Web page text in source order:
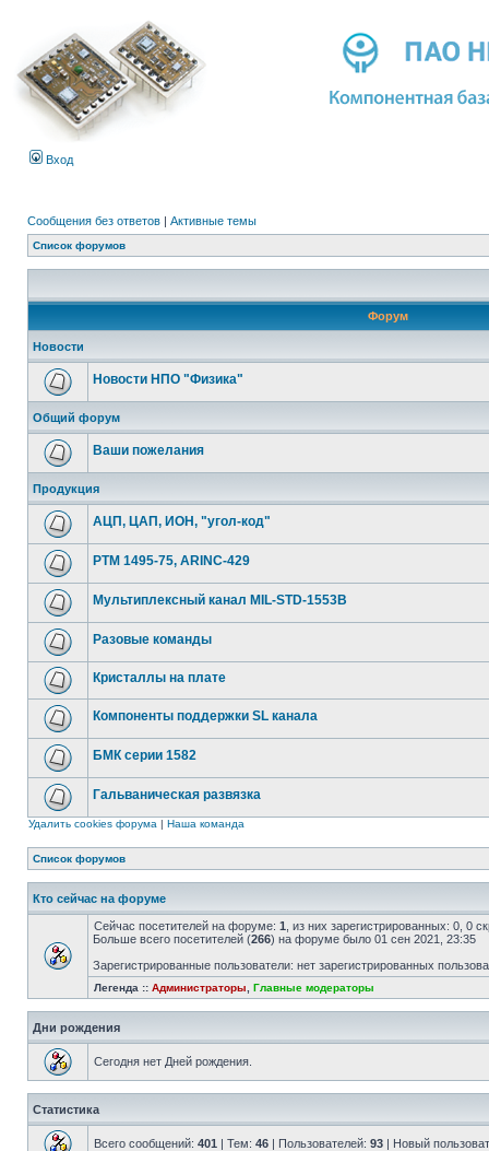
Вход
Сообщения без ответов | Активные темы
Список форумов
Форум
Новости
Новости НПО "Физика"
Общий форум
Ваши пожелания
Продукция
АЦП, ЦАП, ИОН, "угол-код"
РТМ 1495-75, ARINC-429
Мультиплексный канал MIL-STD-1553B
Разовые команды
Кристаллы на плате
Компоненты поддержки SL канала
БМК серии 1582
Гальваническая развязка
Удалить cookies форума | Наша команда
Список форумов
Кто сейчас на форуме
Сейчас посетителей на форуме: 1 , из них зарегистрированных: 0, 0
Больше всего посетителей (266) на форуме было 01 сен 2021, 23:35
Зарегистрированные пользователи: нет зарегистрированных
Легенда :: Администраторы Главные модераторы
Дни рождения
Сегодня нет Дней рождения.
Статистика
Всего сообщений: 401 | Тем: 46 | Пользователей: 93 | Новый